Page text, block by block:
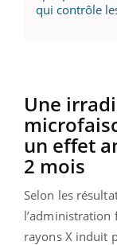
qui contrôle
Une
un effet
2 mois
Selon les
l’administration
rayons X induit